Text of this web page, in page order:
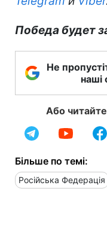
Победа будет
Не
наші
Або
Більше по темі:
Російська Федерація